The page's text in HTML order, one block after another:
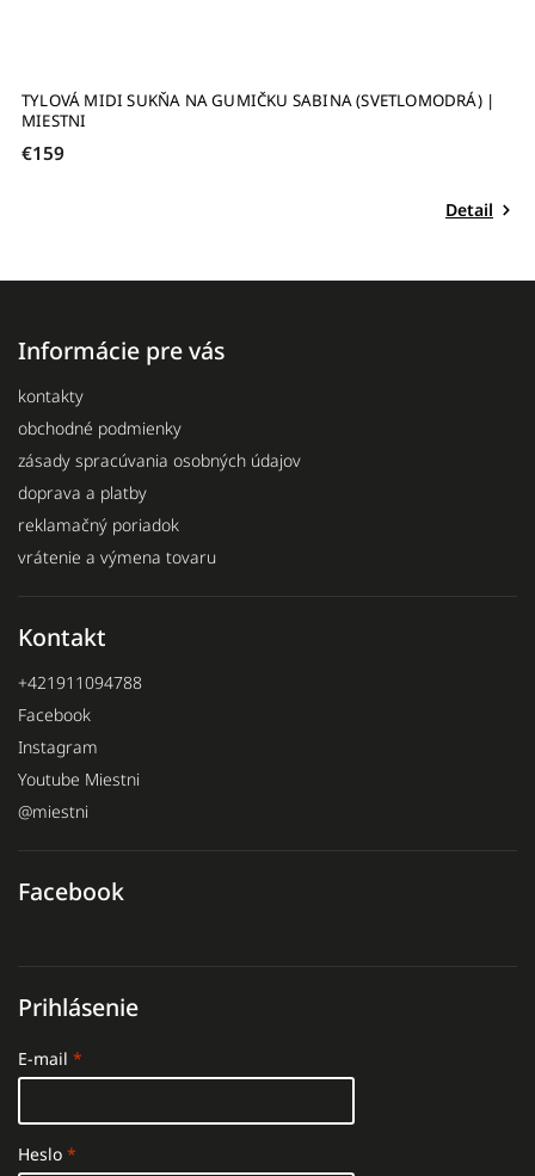
TYLOVÁ MIDI SUKŇA NA GUMIČKU SABINA (SVETLOMODRÁ) |
MIESTNI
€159
Detail
Informácie pre vás
kontakty
obchodné podmienky
zásady spracúvania osobných údajov
doprava a platby
reklamačný poriadok
vrátenie a výmena tovaru
Kontakt
+421911094788
Facebook
Instagram
Youtube Miestni
@miestni
Facebook
Prihlásenie
E-mail
Heslo